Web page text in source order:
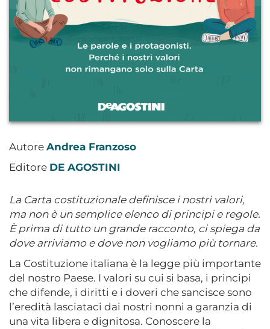
Autore Andrea Franzoso
Editore DE AGOSTINI
La Carta costituzionale definisce i nostri valori,
ma non è un semplice elenco di principi e regole.
È prima di tutto un grande racconto, ci spiega da
dove arriviamo e dove non vogliamo più tornare.
La Costituzione italiana è la legge più importante
del nostro Paese. I valori su cui si basa, i principi
che difende, i diritti e i doveri che sancisce sono
l’eredità lasciataci dai nostri nonni a garanzia di
una vita libera e dignitosa. Conoscere la